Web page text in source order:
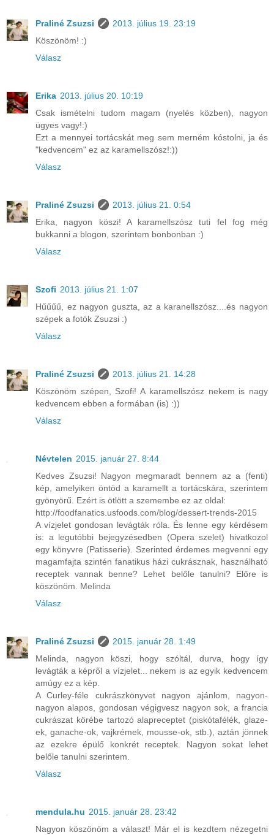
Praliné Zsuzsi
2013. július 19. 23:19
Köszönöm! :)
Válasz
Erika 2013. július 20. 10:19
Csak ismételni tudom magam (nyelés közben), nagyon
ügyes vagy!:)
Ezt a mennyei tortácskát meg sem merném kóstolni, ja és
"kedvencem" ez az karamellszósz!:))
Válasz
Praliné Zsuzsi
2013. július 21. 0:54
Erika, nagyon köszi! A karamellszósz tuti fel fog még
bukkanni a blogon, szerintem bonbonban :)
Válasz
Szofi 2013. július 21. 1:07
Hűűűű, ez nagyon guszta, az a karanellszósz....és nagyon
szépek a fotók Zsuzsi :)
Válasz
Praliné Zsuzsi
2013. július 21. 14:28
Köszönöm szépen, Szofi! A karamellszósz nekem is nagy
kedvencem ebben a formában (is) :))
Válasz
Névtelen 2015. január 27. 8:44
Kedves Zsuzsi! Nagyon megmaradt bennem az a (fenti)
kép, amelyiken öntöd a karamellt a tortácskára, szerintem
gyönyörű. Ezért is ötlött a szemembe ez az oldal:
http://foodfanatics.usfoods.com/blog/dessert-trends-2015
A vízjelet gondosan levágták róla. És lenne egy kérdésem
is: a legutóbbi bejegyzésedben (Opera szelet) hivatkozol
egy könyvre (Patisserie). Szerinted érdemes megvenni egy
magamfajta szintén fanatikus házi cukrásznak, használható
receptek vannak benne? Lehet belőle tanulni? Előre is
köszönöm. Melinda
Válasz
Praliné Zsuzsi
2015. január 28. 1:49
Melinda, nagyon köszi, hogy szóltál, durva, hogy így
levágták a képről a vízjelet... nekem is az egyik kedvencem
amúgy ez a kép.
A Curley-féle cukrászkönyvet nagyon ajánlom, nagyon-
nagyon alapos, gondosan végigvesz nagyon sok, a francia
cukrászat körébe tartozó alapreceptet (piskótafélék, glaze-
ek, ganache-ok, vajkrémek, mousse-ok, stb.), aztán jönnek
az ezekre épülő konkrét receptek. Nagyon sokat lehet
belőle tanulni szerintem.
Válasz
mendula.hu 2015. január 28. 23:42
Nagyon köszönöm a választ! Már el is kezdtem nézegetni